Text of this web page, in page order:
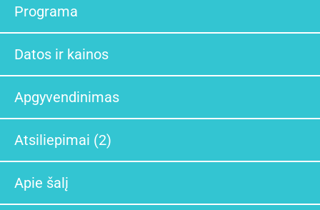
Programa
Datos ir kainos
Apgyvendinimas
Atsiliepimai (2)
Apie šalį